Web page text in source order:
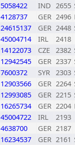
5058422 IND 2655
4128737 GER 2496
24615137 GER 2448
45004714 IRL
2418
14122073 CZE 2382
12942545 GER 2337
7600372 SYR 2303
12903566 GER 2264
12993085 GER 2215
16265734 GER 2204
45004722 IRL
2193
4638700 GER 2187
16234537 GER 2161